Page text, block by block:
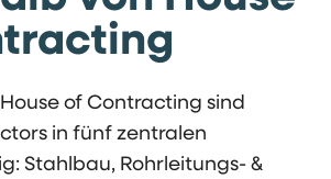
of Contracting sind
in fünf zentralen
Stahlbau, Rohrleitungs- &